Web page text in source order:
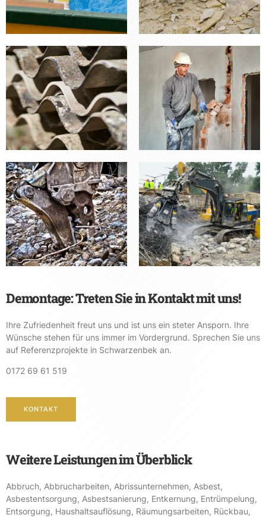
Demontage: Treten Sie in Kontakt mit uns!
Ihre Zufriedenheit freut uns und ist uns ein steter Ansporn. Ihre
Wünsche stehen für uns immer im Vordergrund. Sprechen Sie uns
auf Referenzprojekte in Schwarzenbek an.
0172 69 61 519
KONTAKT
Weitere Leistungen im Überblick
Abbruch, Abbrucharbeiten, Abrissunternehmen, Asbest,
Asbestentsorgung, Asbestsanierung, Entkernung, Entrümpelung,
Entsorgung, Haushaltsauflösung, Räumungsarbeiten, Rückbau,